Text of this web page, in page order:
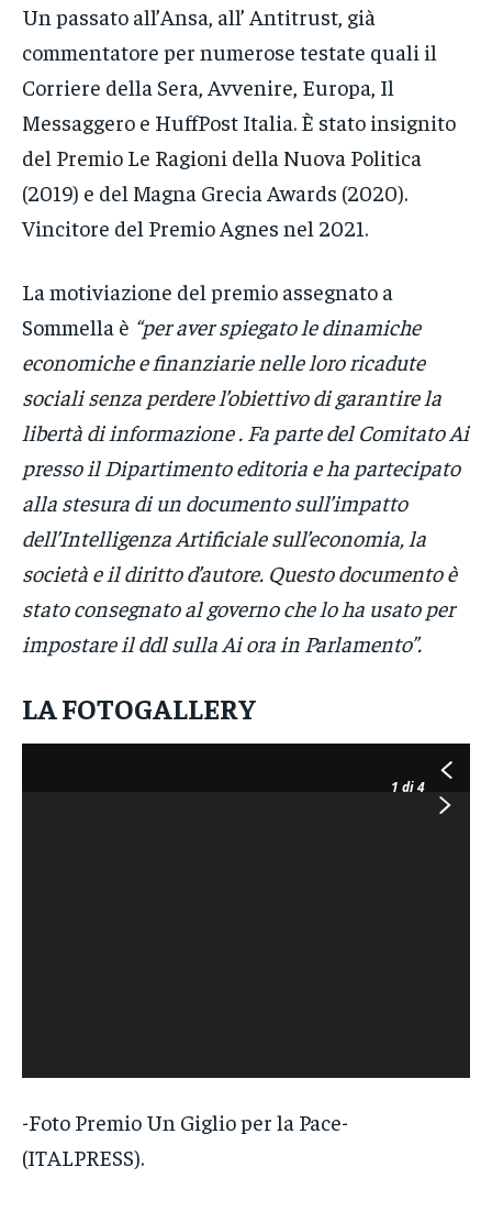
Un passato all’Ansa, all’ Antitrust, già
commentatore per numerose testate quali il
Corriere della Sera, Avvenire, Europa, Il
Messaggero e HuffPost Italia. È stato insignito
del Premio Le Ragioni della Nuova Politica
(2019) e del Magna Grecia Awards (2020).
Vincitore del Premio Agnes nel 2021.
La motiviazione del premio assegnato a
Sommella è “per aver spiegato le dinamiche
economiche e finanziarie nelle loro ricadute
sociali senza perdere l’obiettivo di garantire la
libertà di informazione . Fa parte del Comitato Ai
presso il Dipartimento editoria e ha partecipato
alla stesura di un documento sull’impatto
dell’Intelligenza Artificiale sull’economia, la
società e il diritto d’autore. Questo documento è
stato consegnato al governo che lo ha usato per
impostare il ddl sulla Ai ora in Parlamento”.
LA FOTOGALLERY
1 di 4
-Foto Premio Un Giglio per la Pace-
(ITALPRESS).